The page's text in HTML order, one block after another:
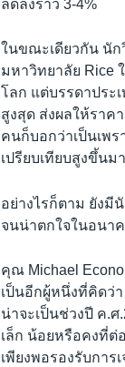
ลดลงราว 3-4%
ในขณะเดียวกัน นัก
มหาวิทยาลัย Rice
โลก แต่บรรดาประ
สูงสุด ส่งผลให้ราค
คนก็บอกว่าเป็นเพ
เปรียบเทียบสูงขึ้นม
อย่างไรก็ตาม ยังมี
จนน่าตกใจในอนา
คุณ Michael
เป็นอีกผู้หนึ่งที่คิดว่
น่าจะเป็นช่วงปี ค.
เล็ก น้อยหรือคงที่ต่
เพียงพอรองรับกา